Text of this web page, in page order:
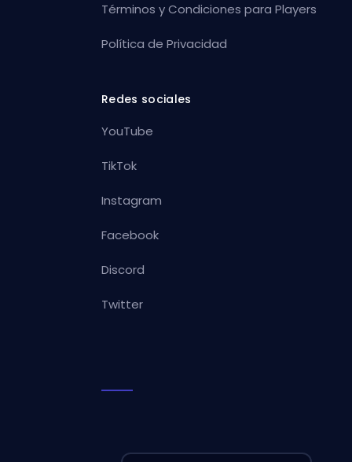
Términos y Condiciones para Players
Política de Privacidad
Redes sociales
YouTube
TikTok
Instagram
Facebook
Discord
Twitter